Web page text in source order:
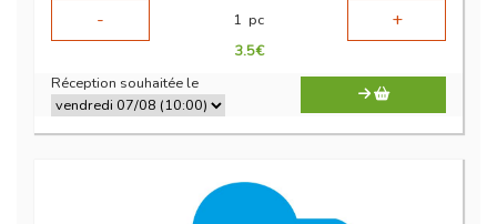
-
1 pc +
3.5€
Réception souhaitée le